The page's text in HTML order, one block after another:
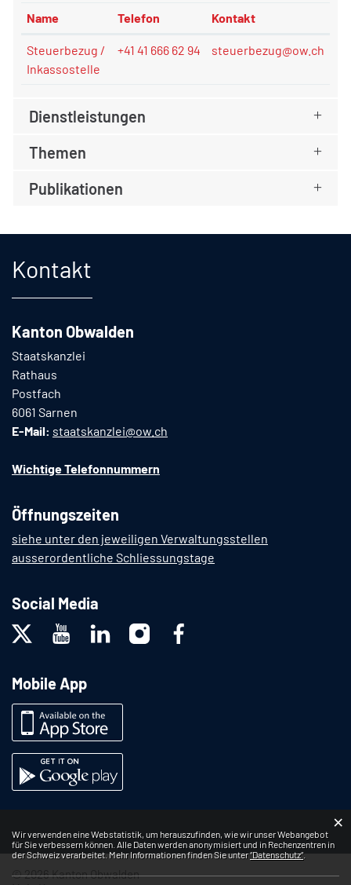
Name Telefon Kontakt
Steuerbezug /
Inkassostelle
+41 41 666 62 94 steuerbezug@ow.ch
Dienstleistungen
Themen
Publikationen
Kontakt
Kanton Obwalden
Staatskanzlei
Rathaus
Postfach
6061 Sarnen
E-Mail: staatskanzlei@ow.ch
Wichtige Telefonnummern
Öffnungszeiten
siehe unter den jeweiligen Verwaltungsstellen
ausserordentliche Schliessungstage
Social Media
Mobile App
© 2026 Kanton Obwalden
Webstatistik
Wir verwenden eine Webstatistik, um herauszufinden, wie wir unser Webangebot
für Sie verbessern können. Alle Daten werden anonymisiert und in Rechenzentren in
der Schweiz verarbeitet. Mehr Informationen finden Sie unter“Datenschutz“.
×